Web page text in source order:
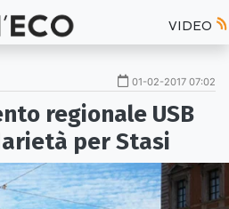
VIDEO
01-02-2017 07:02
regionale USB
per Stasi